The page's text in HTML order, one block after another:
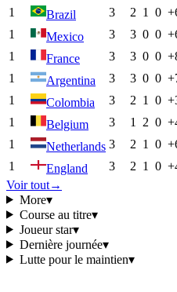
1
Brazil 3 2 1 0
1
Mexico 3 3 0 0
1
France 3 3 0 0
1
Argentina 3 3 0 0
1
Colombia 3 2 1 0
1
Belgium 3 1 2 0
1
Netherlands 3 2 1 0
1
England 3 2 1 0
Voir tout→
More▾
Course au titre▾
Joueur star▾
Dernière journée▾
Lutte pour le maintien▾